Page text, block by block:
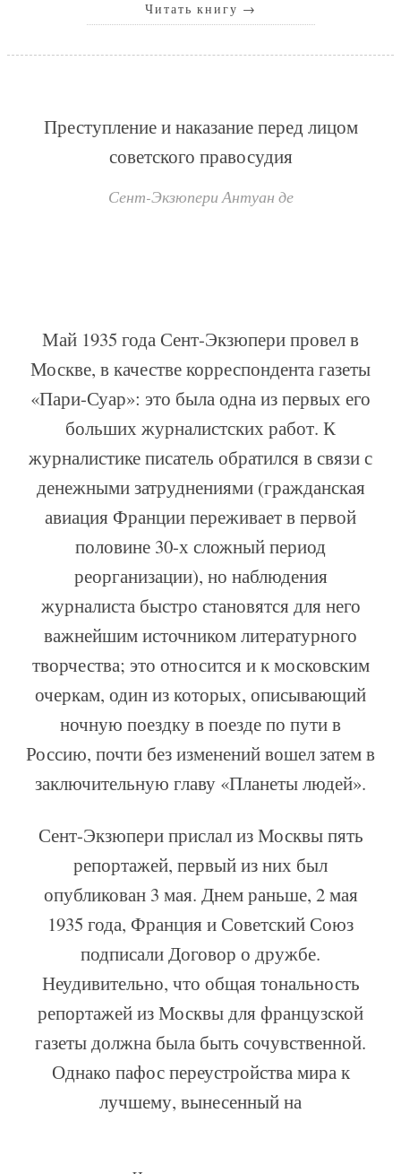
Читать книгу →
Преступление и наказание перед лицом
советского правосудия
Сент-Экзюпери Антуан де
Май 1935 года Сент-Экзюпери провел в
Москве, в качестве корреспондента газеты
«Пари-Суар»: это была одна из первых его
больших журналистских работ. К
журналистике писатель обратился в связи с
денежными затруднениями (гражданская
авиация Франции переживает в первой
половине 30-х сложный период
реорганизации), но наблюдения
журналиста быстро становятся для него
важнейшим источником литературного
творчества; это относится и к московским
очеркам, один из которых, описывающий
ночную поездку в поезде по пути в
Россию, почти без изменений вошел затем в
заключительную главу «Планеты людей».
Сент-Экзюпери прислал из Москвы пять
репортажей, первый из них был
опубликован 3 мая. Днем раньше, 2 мая
1935 года, Франция и Советский Союз
подписали Договор о дружбе.
Неудивительно, что общая тональность
репортажей из Москвы для французской
газеты должна была быть сочувственной.
Однако пафос переустройства мира к
лучшему, вынесенный на